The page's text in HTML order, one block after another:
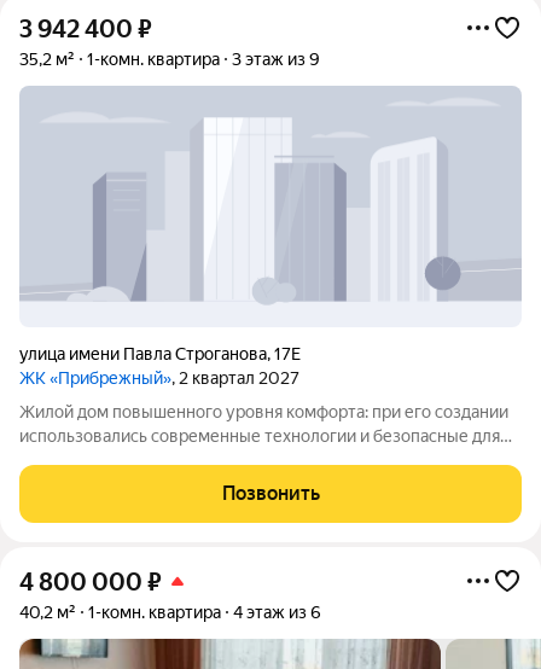
3 942 400 ₽
35,2 м² 1-комн. квартира 3 этаж из 9
улица имени Павла Строганова,17Е
ЖК «Прибрежный», 2 квартал 2027
Жилой дом повышенного уровня комфорта: при его создании
использовались современные технологии и безопасные для
расположены удобно, рядом есть школы и
Позвонить
4 800 000 ₽
40,2 м² 1-комн. квартира 4 этаж из 6